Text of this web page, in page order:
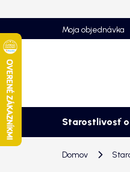
na
obsah
Moja objednávka
Starostlivosť
Domov